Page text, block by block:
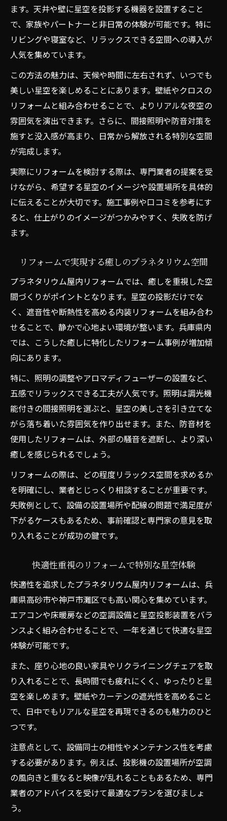
ます。天井や壁に星空を投影する機器を設置すること
で、家族やパートナーと非日常の体験が可能です。特に
リビングや寝室など、リラックスできる空間への導入が
人気を集めています。
この方法の魅力は、天候や時間に左右されず、いつでも
美しい星空を楽しめることにあります。壁紙やクロスの
リフォームと組み合わせることで、よりリアルな夜空の
雰囲気を演出できます。さらに、間接照明や防音対策を
施すと没入感が高まり、日常から解放される特別な空間
が完成します。
実際にリフォームを検討する際は、専門業者の提案を受
けながら、希望する星空のイメージや設置場所を具体的
に伝えることが大切です。施工事例や口コミを参考にす
ると、仕上がりのイメージがつかみやすく、失敗を防げ
ます。
リフォームで実現する癒しのプラネタリウム空間
プラネタリウム屋内リフォームでは、癒しを重視した空
間づくりがポイントとなります。星空の投影だけでな
く、遮音性や断熱性を高める内装リフォームを組み合わ
せることで、静かで心地よい環境が整います。兵庫県内
では、こうした癒しに特化したリフォーム事例が増加傾
向にあります。
特に、照明の調整やアロマディフューザーの設置など、
五感でリラックスできる工夫が人気です。照明は調光機
能付きの間接照明を選ぶと、星空の美しさを引き立てな
がら落ち着いた雰囲気を作り出せます。また、防音材を
使用したリフォームは、外部の騒音を遮断し、より深い
癒しを感じられるでしょう。
リフォームの際は、どの程度リラックス空間を求めるか
を明確にし、業者とじっくり相談することが重要です。
失敗例として、設備の設置場所や配線の問題で満足度が
下がるケースもあるため、事前確認と専門家の意見を取
り入れることが成功の鍵です。
快適性重視のリフォームで特別な星空体験
快適性を追求したプラネタリウム屋内リフォームは、兵
庫県高砂市や神戸市灘区でも高い関心を集めています。
エアコンや床暖房などの空調設備と星空投影装置をバラ
ンスよく組み合わせることで、一年を通じて快適な星空
体験が可能です。
また、座り心地の良い家具やリクライニングチェアを取
り入れることで、長時間でも疲れにくく、ゆったりと星
空を楽しめます。壁紙やカーテンの遮光性を高めること
で、日中でもリアルな星空を再現できるのも魅力のひと
つです。
注意点として、設備同士の相性やメンテナンス性を考慮
する必要があります。例えば、投影機の設置場所が空調
の風向きと重なると映像が乱れることもあるため、専門
業者のアドバイスを受けて最適なプランを選びましょ
う。